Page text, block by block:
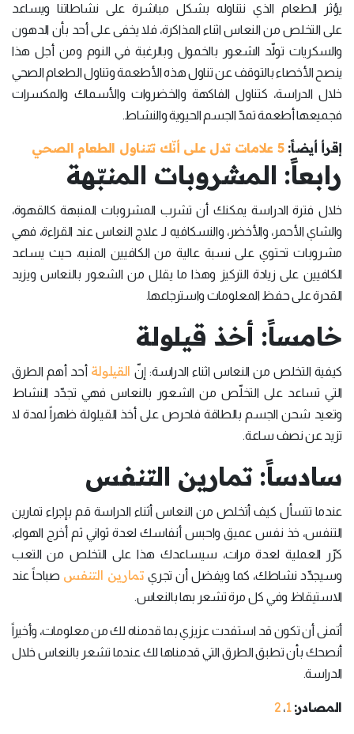
يؤثر الطعام الذي نتناوله بشكل مباشرة على نشاطاتنا ويساعد
على التخلص من النعاس اثناء المذاكرة، فلا يخفى على أحد بأن الدهون
والسكريات تولّد الشعور بالخمول وبالرغبة في النوم ومن أجل هذا
ينصح الأخصاء بالتوقف عن تناول هذه الأطعمة وتناول الطعام الصحي
خلال الدراسة، كتناول الفاكهة والخضروات والأسماك والمكسرات
فجميعها أطعمة تمدّ الجسم الحيوية والنشاط.
إقرأ أيضاً:5 علامات تدل على أنّك تتناول الطعام الصحي
رابعاً: المشروبات المنبّهة
خلال فترة الدراسة يمكنك أن تشرب المشروبات المنبهة كالقهوة،
والشاي الأحمر، والأخضر، والنسكافيه لـ علاج النعاس عند القراءة، فهي
مشروبات تحتوي على نسبة عالية من الكافيين المنبه، حيث يساعد
الكافيين على زيادة التركيز وهذا ما يقلل من الشعور بالنعاس ويزيد
القدرة على حفظ المعلومات واسترجاعها.
خامساً: أخذ قيلولة
كيفية التخلص من النعاس اثناء الدراسة: إنّ القيلولة أحد أهم الطرق
التي تساعد على التخلّص من الشعور بالنعاس فهي تجدّد النشاط
وتعيد شحن الجسم بالطاقة فاحرص على أخذ القيلولة ظهراً لمدة لا
تزيد عن نصف ساعة.
سادساً: تمارين التنفس
عندما تتسأل كيف أتخلص من النعاس أثناء الدراسة قم بإجراء تمارين
التنفس، خذ نفس عميق واحبس أنفاسك لعدة ثواني ثم أخرج الهواء،
كرّر العملية لعدة مرات، سيساعدك هذا على التخلص من التعب
وسيجدّد نشاطك، كما ويفضل أن تجري تمارين التنفس صباحاً عند
الاستيقاظ وفي كل مرة تشعر بها بالنعاس.
أتمنى أن تكون قد استفدت عزيزي بما قدمناه لك من معلومات، وأخيراً
أنصحك بأن تطبق الطرق التي قدمناها لك عندما تشعر بالنعاس خلال
الدراسة.
المصادر: 1، 2